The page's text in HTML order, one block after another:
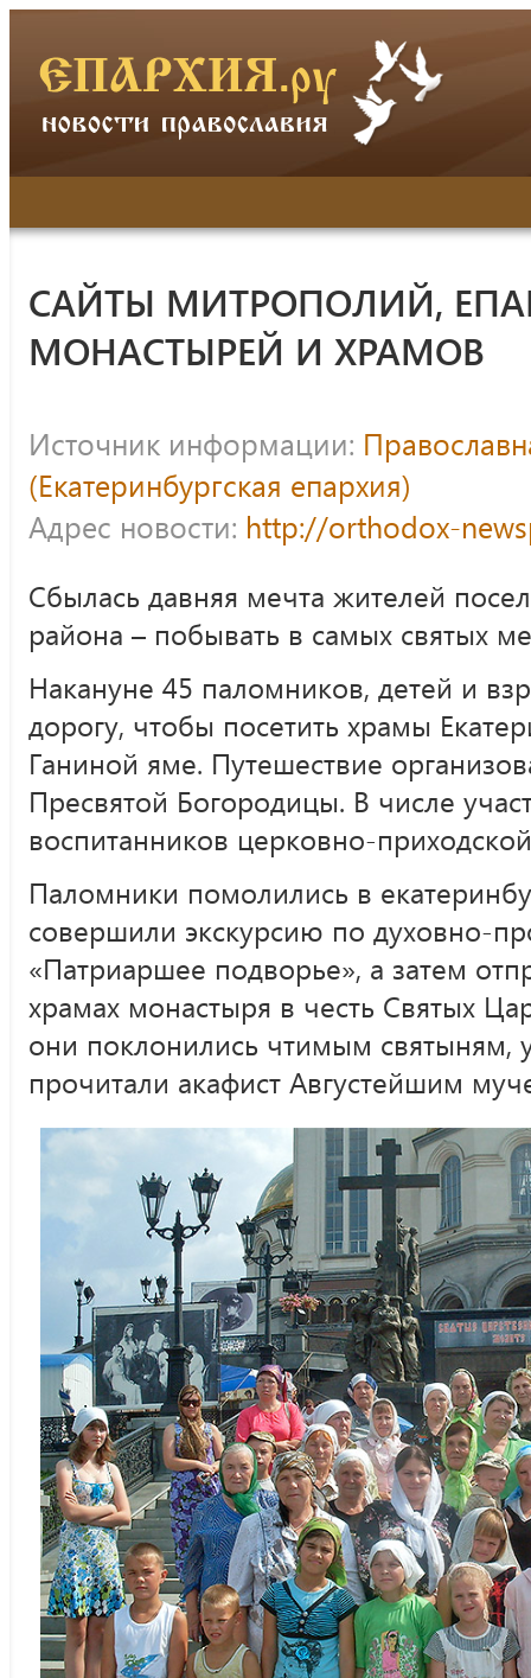
САЙТЫ МИТРОПОЛИЙ,
МОНАСТЫРЕЙ И ХРАМОВ
Источник информации:
(Екатеринбургская епархия)
Адрес новости: http://orthodox-
Сбылась давняя мечта жителей
района – побывать в самых святых
Накануне 45 паломников, детей и
дорогу, чтобы посетить храмы
Ганиной яме. Путешествие
Пресвятой Богородицы. В числе
воспитанников церковно-
Паломники помолились в
совершили экскурсию по духовно-
«Патриаршее подворье», а затем
храмах монастыря в честь Святых
они поклонились чтимым святыням,
прочитали акафист Августейшим